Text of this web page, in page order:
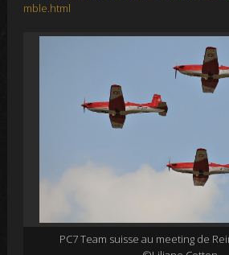
mble.html
PC7 Team suisse au meeting de